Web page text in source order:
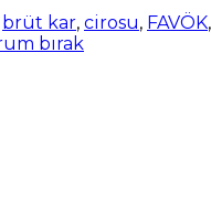
brüt kar, cirosu, FAVÖK,
bırak